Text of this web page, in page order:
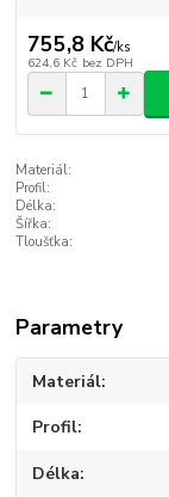
755,8 Kč/ks
624,6 Kč bez DPH
Materiál:
Profil:
Délka:
Šířka:
Tloušťka:
Parametry
Materiál
Profil
Délka